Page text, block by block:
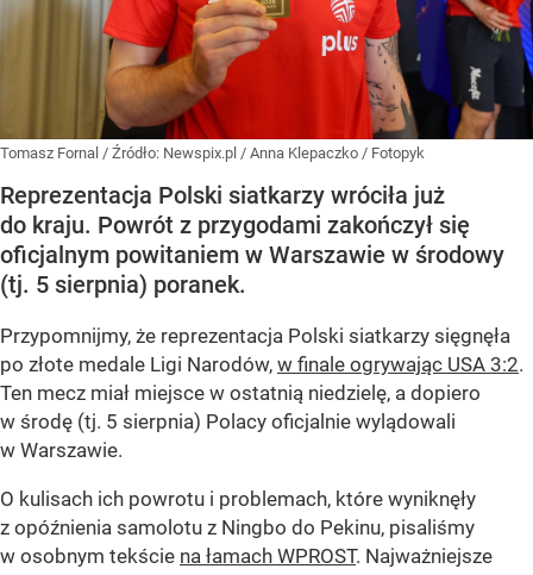
Tomasz Fornal / Źródło: Newspix.pl / Anna Klepaczko / Fotopyk
Reprezentacja Polski siatkarzy wróciła już
do kraju. Powrót z przygodami zakończył się
oficjalnym powitaniem w Warszawie w środowy
(tj. 5 sierpnia) poranek.
Przypomnijmy, że reprezentacja Polski siatkarzy sięgnęła
po złote medale Ligi Narodów, w finale ogrywając USA 3:2.
Ten mecz miał miejsce w ostatnią niedzielę, a dopiero
w środę (tj. 5 sierpnia) Polacy oficjalnie wylądowali
w Warszawie.
O kulisach ich powrotu i problemach, które wyniknęły
z opóźnienia samolotu z Ningbo do Pekinu, pisaliśmy
w osobnym tekście na łamach WPROST. Najważniejsze